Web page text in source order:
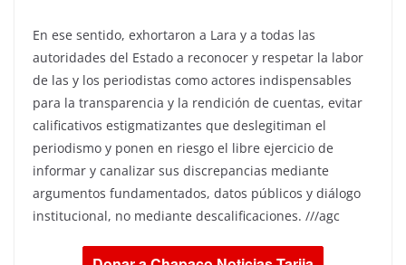
En ese sentido, exhortaron a Lara y a todas las
autoridades del Estado a reconocer y respetar la labor
de las y los periodistas como actores indispensables
para la transparencia y la rendición de cuentas, evitar
calificativos estigmatizantes que deslegitiman el
periodismo y ponen en riesgo el libre ejercicio de
informar y canalizar sus discrepancias mediante
argumentos fundamentados, datos públicos y diálogo
institucional, no mediante descalificaciones. ///agc